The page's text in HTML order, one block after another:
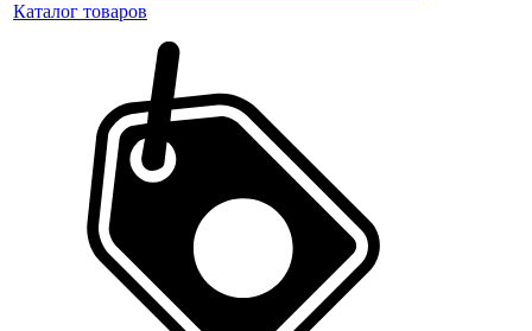
Каталог товаров